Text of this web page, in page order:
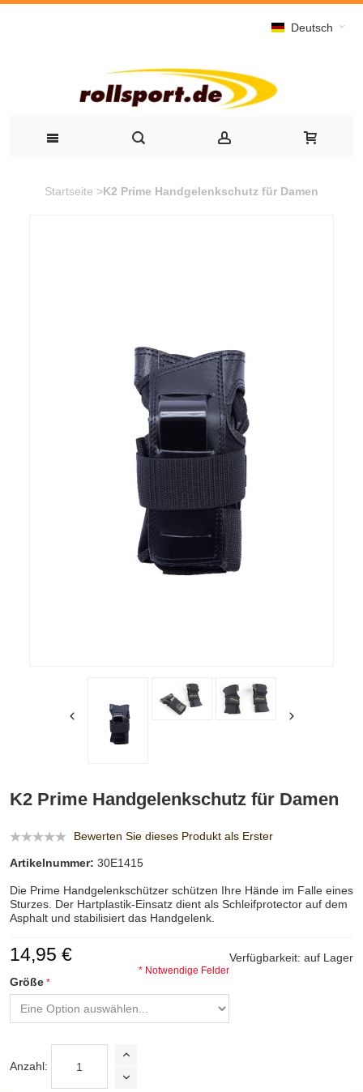
Deutsch
Startseite >K2 Prime Handgelenkschutz für Damen
K2 Prime Handgelenkschutz für Damen
Bewerten Sie dieses Produkt als Erster
Artikelnummer: 30E1415
Die Prime Handgelenkschützer schützen Ihre Hände im Falle eines
Sturzes. Der Hartplastik-Einsatz dient als Schleifprotector auf dem
Asphalt und stabilisiert das Handgelenk.
Verfügbarkeit: auf Lager
14,95 €
Größe
* Notwendige Felder
Anzahl: